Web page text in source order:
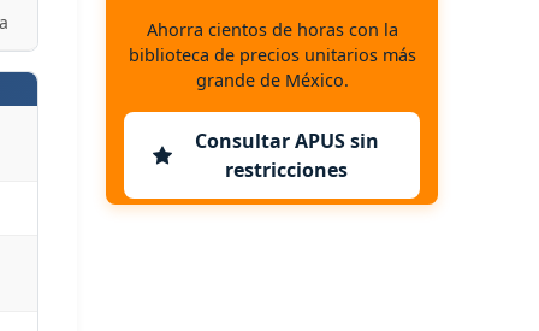
Ahorra cientos de horas con la
biblioteca de precios unitarios más
grande de México.
Consultar APUS sin
restricciones